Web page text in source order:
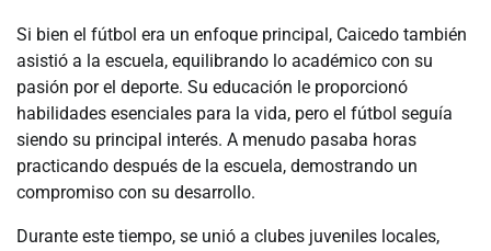
Si bien el fútbol era un enfoque principal, Caicedo también
asistió a la escuela, equilibrando lo académico con su
pasión por el deporte. Su educación le proporcionó
habilidades esenciales para la vida, pero el fútbol seguía
siendo su principal interés. A menudo pasaba horas
practicando después de la escuela, demostrando un
compromiso con su desarrollo.
Durante este tiempo, se unió a clubes juveniles locales,